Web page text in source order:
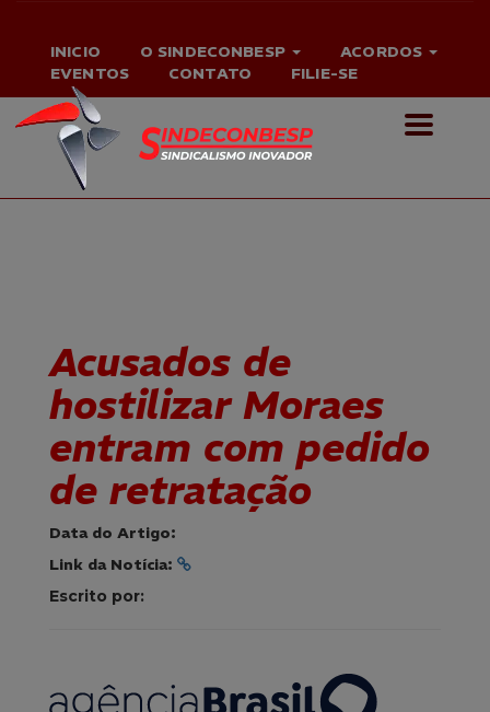
INICIO O SINDECONBESP
ACORDOS
EVENTOS
CONTATO FILIE-SE
Acusados de
hostilizar Moraes
entram com pedido
de retratação
Data do Artigo:
Link da Notícia:
Escrito por: